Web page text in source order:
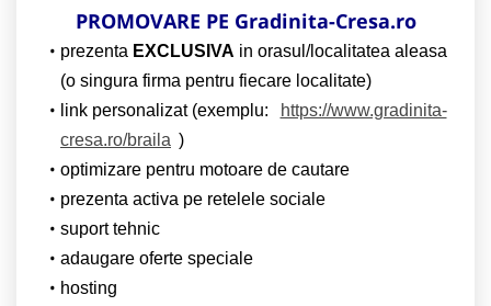
PROMOVARE PE Gradinita-Cresa.ro
prezenta EXCLUSIVA in orasul/localitatea aleasa
(o singura firma pentru fiecare localitate)
link personalizat (exemplu:
https://www.gradinita-
cresa.ro/braila )
optimizare pentru motoare de cautare
prezenta activa pe retelele sociale
suport tehnic
adaugare oferte speciale
hosting